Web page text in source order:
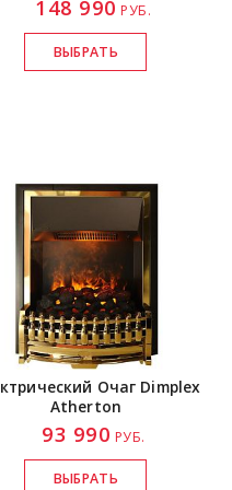
148 990 РУБ.
Очаг Dimplex
Atherton
93 990 РУБ.